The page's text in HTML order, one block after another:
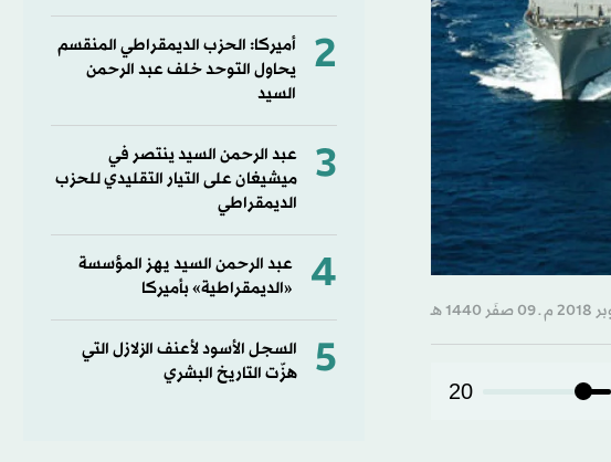
20
2
أميركا: الحزب الديمقراطي المنقسم
يحاول التوحد خلف عبد الرحمن
السيد
3
عبد الرحمن السيد ينتصر في
ميشيغان على التيار التقليدي للحزب
الديمقراطي
4
عبد الرحمن السيد يهز المؤسسة
«الديمقراطية» بأميركا
5
السجل الأسود لأعنف الزلازل التي
هزّت التاريخ البشري